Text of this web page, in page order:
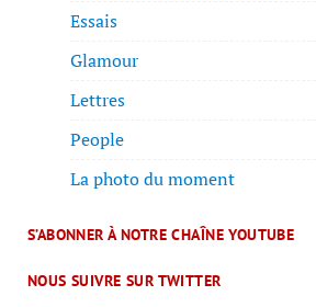
Essais
Glamour
Lettres
People
La photo du moment
S’ABONNER À NOTRE CHAÎNE YOUTUBE
NOUS SUIVRE SUR TWITTER